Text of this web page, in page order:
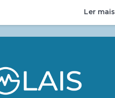
Ler mais